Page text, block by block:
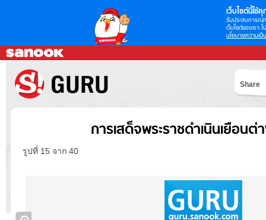
เว็บไซต์นี้ใช้คุ
รับประสบการณ์
เว็บไซต์ของเรา
นโยบายความเป็
Share
การเสด็จพระราชดำเนินเยือนต่
รูปที่ 15 จาก 40